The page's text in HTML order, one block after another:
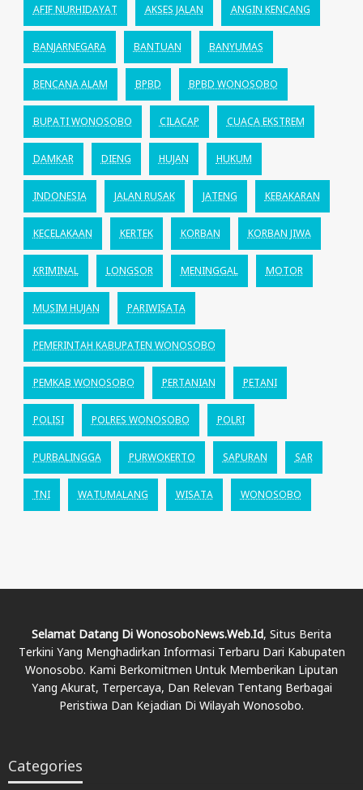
AFIF NURHIDAYAT AKSES JALAN ANGIN KENCANG
BANJARNEGARA BANTUAN BANYUMAS
BENCANA ALAM BPBD BPBD WONOSOBO
BUPATI WONOSOBO CILACAP CUACA EKSTREM
DAMKAR DIENG HUJAN HUKUM
INDONESIA JALAN RUSAK JATENG KEBAKARAN
KECELAKAAN KERTEK KORBAN KORBAN JIWA
KRIMINAL LONGSOR MENINGGAL MOTOR
MUSIM HUJAN PARIWISATA
PEMERINTAH KABUPATEN WONOSOBO
PEMKAB WONOSOBO PERTANIAN PETANI
POLISI POLRES WONOSOBO POLRI
PURBALINGGA PURWOKERTO SAPURAN SAR
TNI WATUMALANG WISATA WONOSOBO
Selamat Datang Di WonosoboNews.web.id, Situs Berita
Terkini Yang Menghadirkan Informasi Terbaru Dari Kabupaten
Wonosobo. Kami Berkomitmen Untuk Memberikan Liputan
Yang Akurat, Terpercaya, Dan Relevan Tentang Berbagai
Peristiwa Dan Kejadian Di Wilayah Wonosobo.
Categories